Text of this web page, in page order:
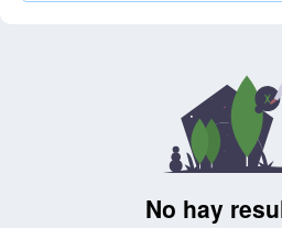
No hay